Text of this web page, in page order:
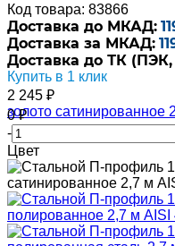
Код товара: 83866
Доставка до МКАД:
Доставка за МКАД:
Доставка до ТК
Купить в 1 клик
2 245 ₽
0₽
-
Цвет